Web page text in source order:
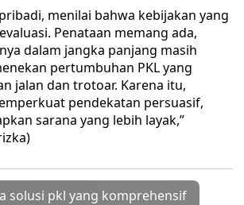
menilai bahwa kebijakan yang
Penataan memang ada,
dalam jangka panjang masih
pertumbuhan PKL yang
jalan dan trotoar. Karena itu,
pendekatan persuasif,
sarana yang lebih layak,”
solusi pkl yang komprehensif